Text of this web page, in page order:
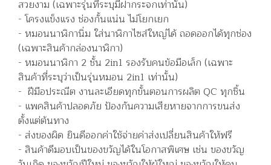
สวยงาม (เฉพาะรุ่นที่ระบุมีฝากระจกเท่านั้น)
- โครงแข็งแรง ช่องกั้นแน่น ไม่โยกเยก
- หมอนนาฬิกานิ่ม ใส่นาฬิกาไซส์ใหญ่ได้ ถอดออกได้ทุกช่อง
(เฉพาะสินค้ากล่องนาฬิกา)
- หมอนนาฬิกา 2 ชั้น 2in1 รองรับคนข้อมือเล็ก (เฉพาะ
สินค้าที่ระบุว่าเป็นรุ่นหมอน 2in1 เท่านั้น)
- ฝีมือประณีต งานละเอียดทุกขั้นตอนการผลิต QC ทุกชิ้น
- แพคสินค้าปลอดภัย ป้องกันความเสียหายจากการขนส่ง
ตั้งแต่ต้นทาง
- ส่งของผิด ยินดีออกค่าใช้จ่ายค่าส่งเปลี่ยนสินค้าให้ฟรี
- สินค้าดีมอบเป็นของขวัญได้ในโอกาสพิเศษ เช่น ของขวัญ